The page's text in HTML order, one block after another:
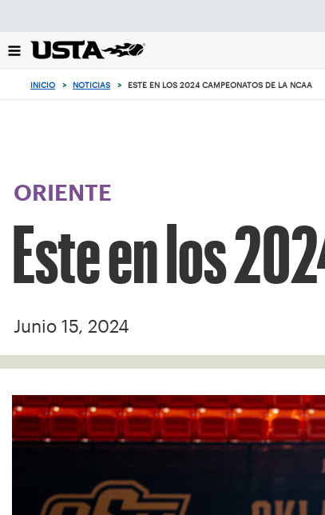
el
botón
INICIO > NOTICIAS > ESTE EN LOS 2024 CAMPEONATOS DE LA NCAA
ORIENTE
Este en los
Junio 15, 2024